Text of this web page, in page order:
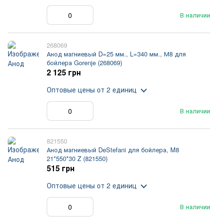
В наличии
268069
Анод магниевый D=25 мм., L=340 мм., М8 для
бойлера Gorenje (268069)
В наличии
2 125 грн
Оптовые цены от 2 единиц
821550
Анод магниевый DeStefani для бойлера, M8
21*550*30 Z (821550)
В наличии
515 грн
Оптовые цены от 2 единиц